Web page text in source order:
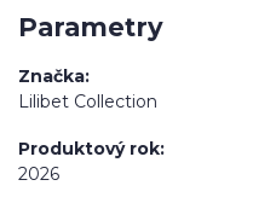
Parametry
Značka
Lilibet Collection
Produktový rok
2026